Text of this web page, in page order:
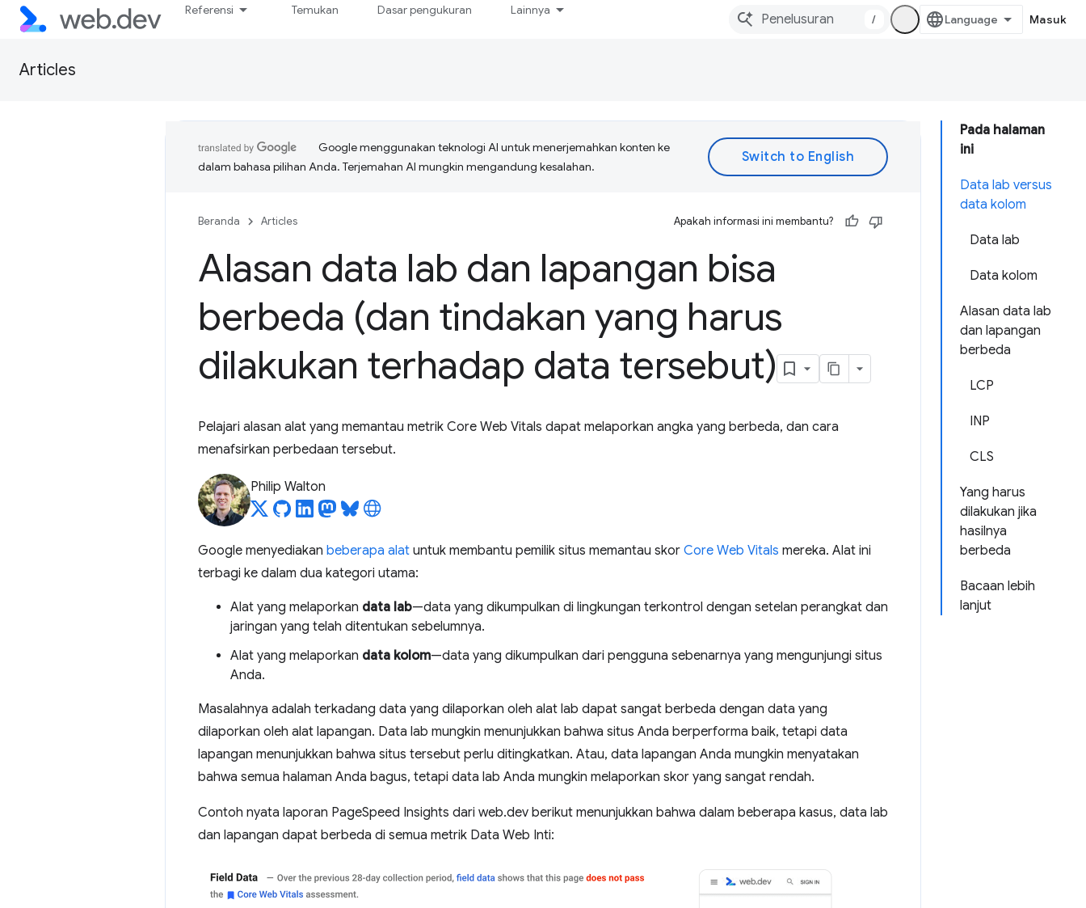
Referensi Temukan Dasar pengukuran Lainnya
/ Masuk
Articles
Pada halaman
ini
Data lab versus
data kolom
Data lab
Data kolom
Alasan data lab
dan lapangan
berbeda
LCP
INP
CLS
Yang harus
dilakukan jika
hasilnya
berbeda
Bacaan lebih
lanjut
Google menggunakan teknologi AI untuk menerjemahkan konten ke
dalam bahasa pilihan Anda. Terjemahan AI mungkin mengandung kesalahan.
Beranda Articles Apakah informasi ini membantu?
Alasan data lab dan lapangan bisa
berbeda (dan tindakan yang harus
dilakukan terhadap data tersebut)
Pelajari alasan alat yang memantau metrik Core Web Vitals dapat melaporkan angka yang berbeda, dan cara
menafsirkan perbedaan tersebut.
Philip Walton
Google menyediakan beberapa alat untuk membantu pemilik situs memantau skor Core Web Vitals mereka. Alat ini
terbagi ke dalam dua kategori utama:
Alat yang melaporkan data lab—data yang dikumpulkan di lingkungan terkontrol dengan setelan perangkat dan
jaringan yang telah ditentukan sebelumnya.
Alat yang melaporkan data kolom—data yang dikumpulkan dari pengguna sebenarnya yang mengunjungi situs
Anda.
Masalahnya adalah terkadang data yang dilaporkan oleh alat lab dapat sangat berbeda dengan data yang
dilaporkan oleh alat lapangan. Data lab mungkin menunjukkan bahwa situs Anda berperforma baik, tetapi data
lapangan menunjukkan bahwa situs tersebut perlu ditingkatkan. Atau, data lapangan Anda mungkin menyatakan
bahwa semua halaman Anda bagus, tetapi data lab Anda mungkin melaporkan skor yang sangat rendah.
Contoh nyata laporan PageSpeed Insights dari web.dev berikut menunjukkan bahwa dalam beberapa kasus, data lab
dan lapangan dapat berbeda di semua metrik Data Web Inti: